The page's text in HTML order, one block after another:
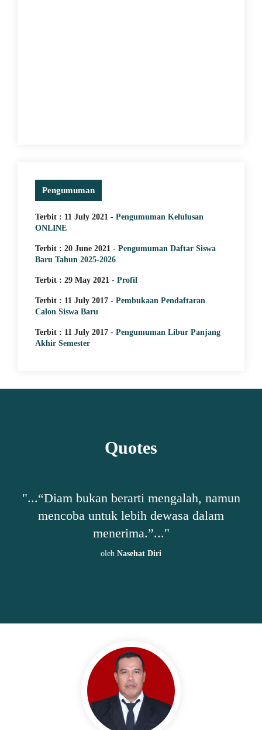
Pengumuman
Terbit : 11 July 2021 - Pengumuman Kelulusan
ONLINE
Terbit : 20 June 2021 - Pengumuman Daftar Siswa
Baru Tahun 2025-2026
Terbit : 29 May 2021 - Profil
Terbit : 11 July 2017 - Pembukaan Pendaftaran
Calon Siswa Baru
Terbit : 11 July 2017 - Pengumuman Libur Panjang
Akhir Semester
Quotes
"...“Diam bukan berarti mengalah, namun
mencoba untuk lebih dewasa dalam
menerima.”..."
oleh Nasehat Diri